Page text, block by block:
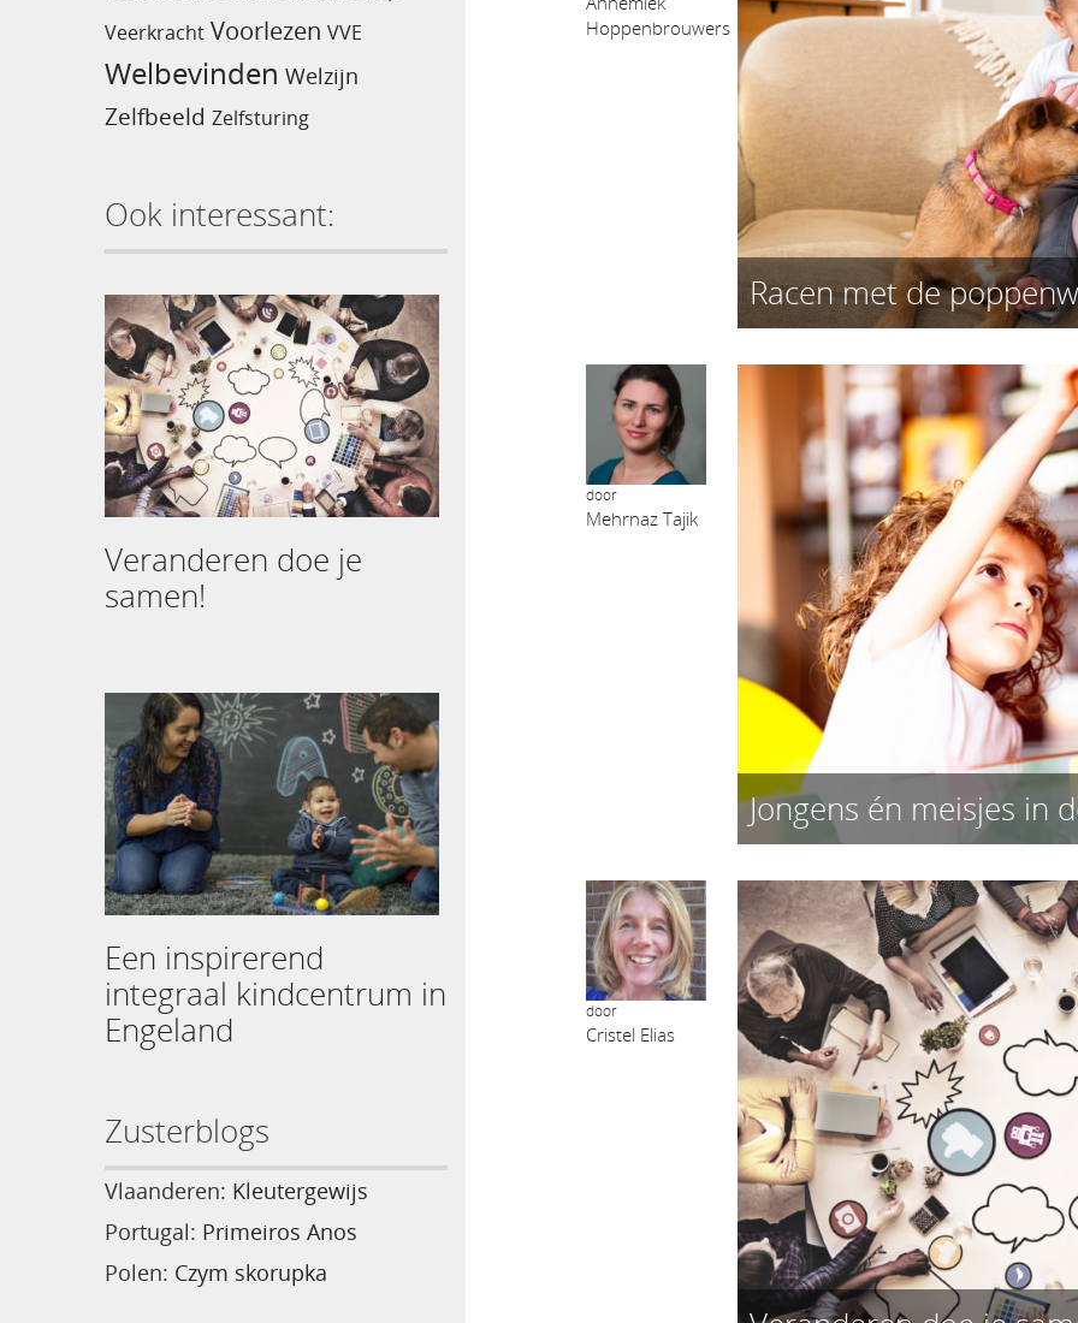
Veerkracht Voorlezen VVE
Welbevinden Welzijn
Zelfbeeld Zelfsturing
Ook interessant:
Veranderen doe je
samen!
Een inspirerend
integraal kindcentrum in
Engeland
Zusterblogs
Vlaanderen: Kleutergewijs
Portugal: Primeiros Anos
Polen: Czym skorupka
Hoppenbrouwers
Racen met de
door
Mehrnaz Tajik
Jongens én meisjes in
door
Cristel Elias